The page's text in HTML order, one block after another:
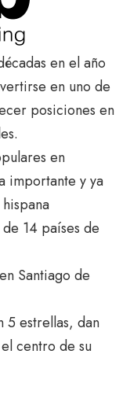
en el año
en uno de
posiciones en
en
importante y ya
14 países de
Santiago de
5 estrellas, dan
centro de su